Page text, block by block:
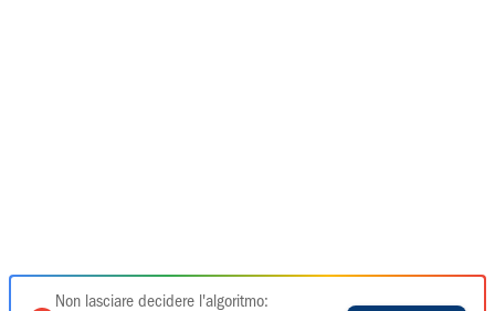
Non lasciare decidere l'algoritmo: